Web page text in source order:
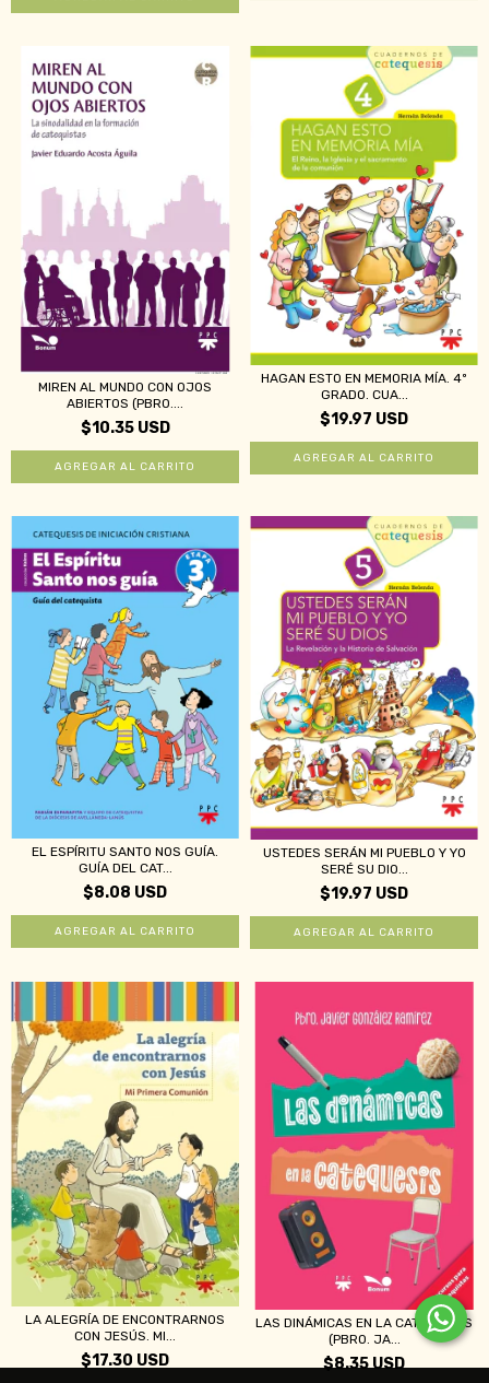
MIREN AL MUNDO CON OJOS
ABIERTOS (PBRO....
$10.35 USD
HAGAN ESTO EN MEMORIA MÍA. 4º
GRADO. CUA...
$19.97 USD
EL ESPÍRITU SANTO NOS GUÍA.
GUÍA DEL CAT...
$8.08 USD
USTEDES SERÁN MI PUEBLO Y YO
SERÉ SU DIO...
$19.97 USD
LA ALEGRÍA DE ENCONTRARNOS
CON JESÚS. MI...
$17.30 USD
LAS DINÁMICAS EN LA CATEQUESIS
(PBRO. JA...
$8.35 USD